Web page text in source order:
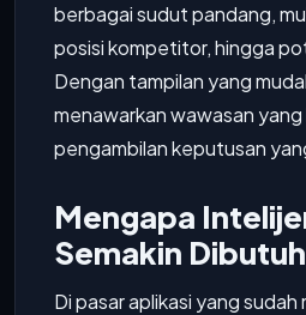
berbagai sudut pandang,
posisi kompetitor, hingga
Dengan tampilan yang
menawarkan wawasan
pengambilan keputusan
Mengapa
Semakin
Di pasar aplikasi yang sudah